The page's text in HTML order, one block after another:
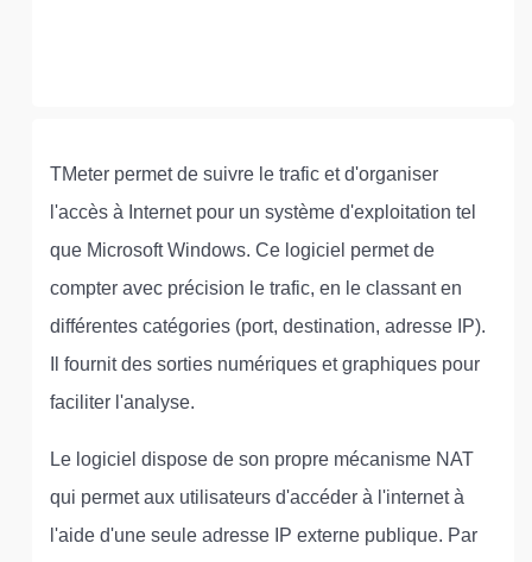
TMeter permet de suivre le trafic et d'organiser
l'accès à Internet pour un système d'exploitation tel
que Microsoft Windows. Ce logiciel permet de
compter avec précision le trafic, en le classant en
différentes catégories (port, destination, adresse IP).
Il fournit des sorties numériques et graphiques pour
faciliter l'analyse.
Le logiciel dispose de son propre mécanisme NAT
qui permet aux utilisateurs d'accéder à l'internet à
l'aide d'une seule adresse IP externe publique. Par